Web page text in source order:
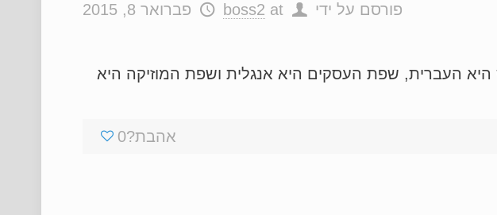
פורסם על ידי boss2 at פברואר 8, 2015
היא העברית, שפת העסקים היא אנגלית ושפת המוזיקה היא
אהבת?0